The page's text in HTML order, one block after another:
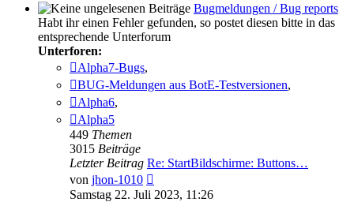
Bugmeldungen / Bug reports
Habt ihr einen Fehler gefunden, so postet diesen bitte in das
entsprechende Unterforum
Unterforen:
Alpha7-Bugs,
BUG-Meldungen aus BotE-Testversionen,
Alpha6,
Alpha5
449 Themen
3015 Beiträge
Letzter Beitrag Re: StartBildschirme: Buttons…
von jhon-1010
Beitrag
Samstag 22. Juli 2023, 11:26